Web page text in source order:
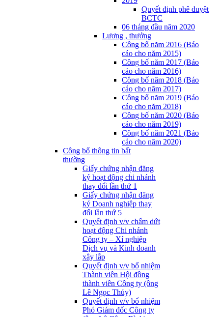
Quyết định phê duyệt
BCTC
06 tháng đầu năm 2020
Lương , thưởng
Công bố năm 2016 (Báo
cáo cho năm 2015)
Công bố năm 2017 (Báo
cáo cho năm 2016)
Công bố năm 2018 (Báo
cáo cho năm 2017)
Công bố năm 2019 (Báo
cáo cho năm 2018)
Công bố năm 2020 (Báo
cáo cho năm 2019)
Công bố năm 2021 (Báo
cáo cho năm 2020)
Công bố thông tin bất
thường
Giấy chứng nhận đăng
ký hoạt động chi nhánh
thay đổi lần thứ 1
Giấy chứng nhận đăng
ký Doanh nghiệp thay
đổi lần thứ 5
Quyết định v/v chấm dứt
hoạt động Chi nhánh
Công ty – Xí nghiệp
Dịch vụ và Kinh doanh
xây lắp
Quyết định v/v bổ nhiệm
Thành viên Hội đồng
thành viên Công ty (ông
Lê Ngọc Thủy)
Quyết định v/v bổ nhiệm
Phó Giám đốc Công ty